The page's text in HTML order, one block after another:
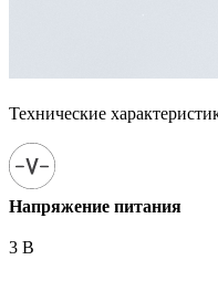
Технические
Напряжение питания
3 В